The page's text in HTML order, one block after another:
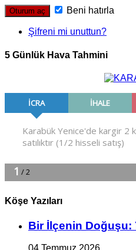
Beni hatırla
Şifreni mi unuttun?
5 Günlük Hava Tahmini
Köşe Yazıları
Bir İlçe­nin Do­ğu­şu: